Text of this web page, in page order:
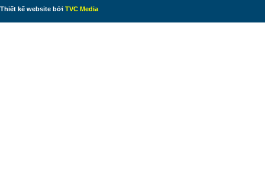
Thiết kế website bởi TVC Media